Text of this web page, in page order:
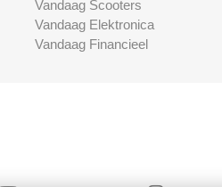
Vandaag Scooters
Vandaag Elektronica
Vandaag Financieel